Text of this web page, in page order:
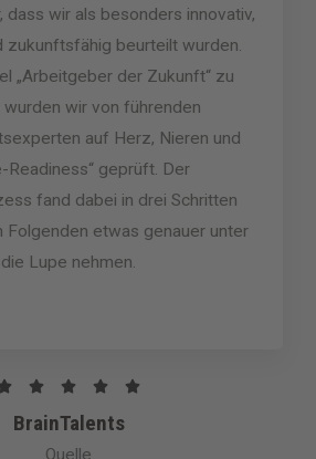
dass wir als besonders innovativ,
zukunftsfähig beurteilt wurden.
„Arbeitgeber der Zukunft“ zu
wurden wir von führenden
auf Herz, Nieren und
Readiness“ geprüft. Der
fand dabei in drei Schritten
Folgenden etwas genauer unter
die Lupe nehmen.
   
BrainTalents
Quelle